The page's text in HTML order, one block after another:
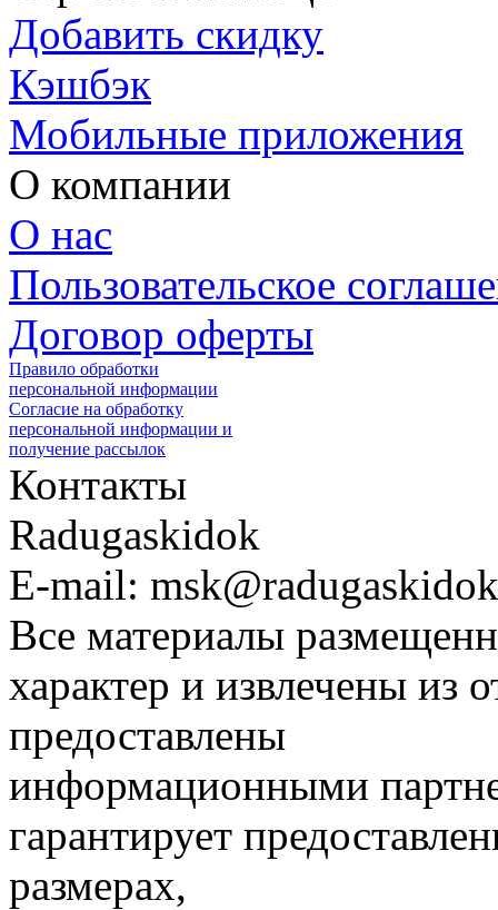
Добавить скидку
Кэшбэк
Мобильные приложения
О компании
О нас
Пользовательское
Договор оферты
Правило обработки
персональной информации
Согласие на обработку
персональной информации и
получение рассылок
Контакты
Radugaskidok
E-mail:
Все материалы
характер и извлечены из
предоставлены
информационными
гарантирует
размерах,